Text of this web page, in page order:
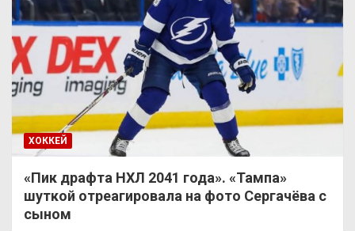
ХОККЕЙ
«Пик драфта НХЛ 2041 года». «Тампа»
шуткой отреагировала на фото Сергачёва с
сыном